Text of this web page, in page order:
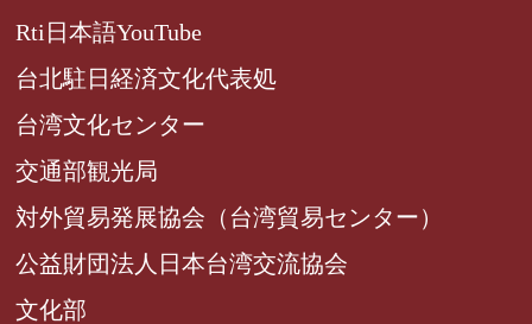
Rti日本語YouTube
台北駐日経済文化代表処
台湾文化センター
交通部観光局
対外貿易発展協会（台湾貿易センター）
公益財団法人日本台湾交流協会
文化部